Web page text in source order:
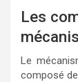
Les
Le
composé